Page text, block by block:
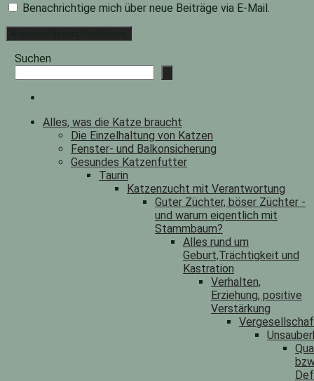
Benachrichtige mich über neue Beiträge via E-Mail.
Suchen
Alles, was die Katze braucht
Die Einzelhaltung von Katzen
Fenster- und Balkonsicherung
Gesundes Katzenfutter
Taurin
Katzenzucht mit Verantwortung
Guter Züchter, böser Züchter -
und warum eigentlich mit
Stammbaum?
Alles rund um
Geburt,Trächtigkeit und
Kastration
Verhalten,
Erziehung, positive
Verstärkung